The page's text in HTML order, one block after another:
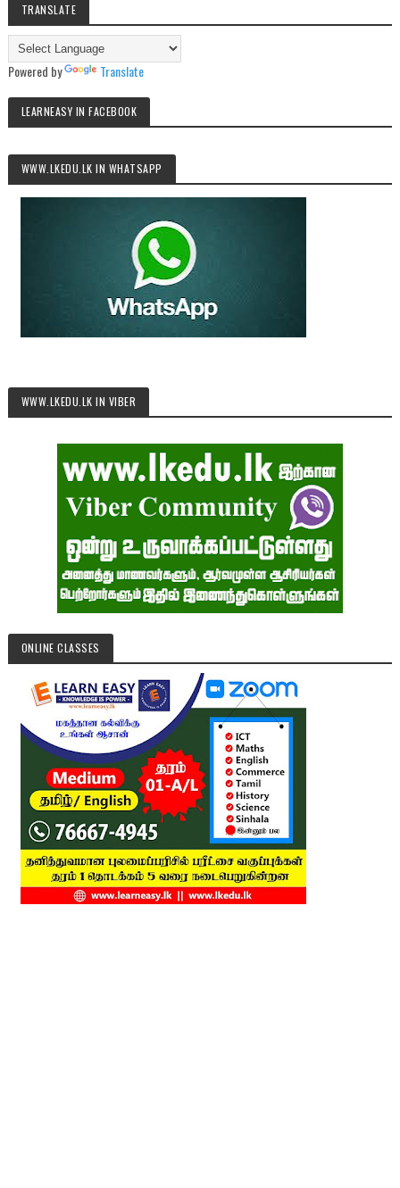
TRANSLATE
Powered by Translate
LEARNEASY IN FACEBOOK
WWW.LKEDU.LK IN WHATSAPP
WWW.LKEDU.LK IN VIBER
ONLINE CLASSES